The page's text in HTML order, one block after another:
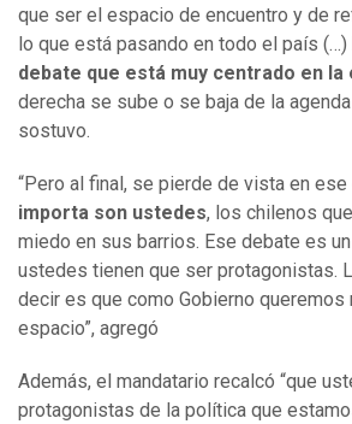
que ser el espacio de encuentro y de
lo que está pasando en todo el país (…)
debate que está muy centrado en la
derecha se sube o se baja de la
sostuvo.
“Pero al final, se pierde de vista en
importa son ustedes, los chilenos
miedo en sus barrios. Ese debate es
ustedes tienen que ser protagonistas.
decir es que como Gobierno queremos
espacio”, agregó
Además, el mandatario recalcó “que
protagonistas de la política que